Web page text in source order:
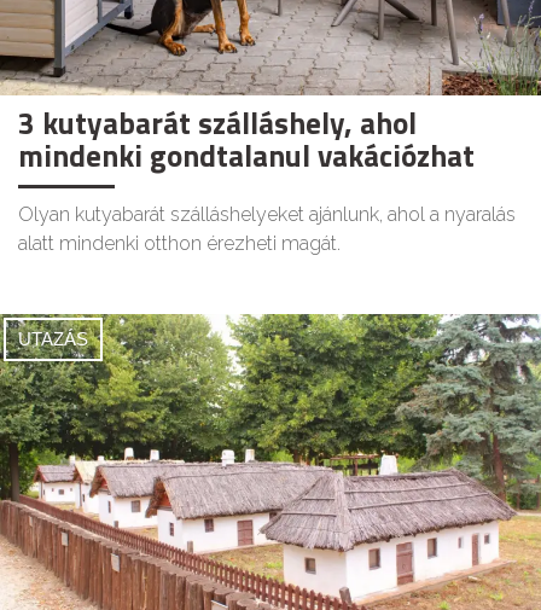
3 kutyabarát szálláshely, ahol
mindenki gondtalanul vakációzhat
Olyan kutyabarát szálláshelyeket ajánlunk, ahol a nyaralás
alatt mindenki otthon érezheti magát.
UTAZÁS